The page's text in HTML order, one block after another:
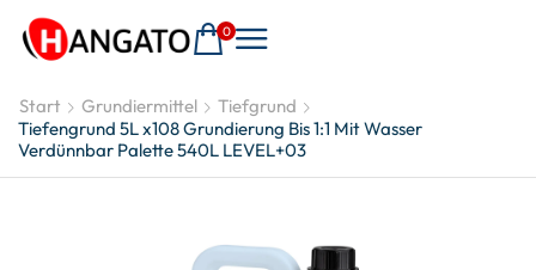
0
Start Grundiermittel
Tiefgrund
Tiefengrund 5L x108 Grundierung Bis 1:1 Mit Wasser
Verdünnbar Palette 540L LEVEL+03